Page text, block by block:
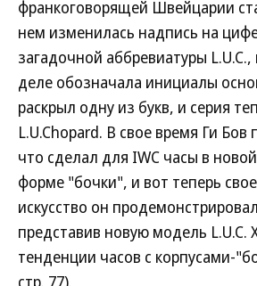
франкоговорящей Швейцарии
нем изменилась надпись на
загадочной аббревиатуры
деле обозначала инициалы
раскрыл одну из букв, и серия
L.U.Chopard. В свое время Ги Бов
что сделал для IWC часы в
форме "бочки", и вот теперь
искусство он
представив новую модель L.U.C.
тенденции часов с корпусами-
стр. 77).